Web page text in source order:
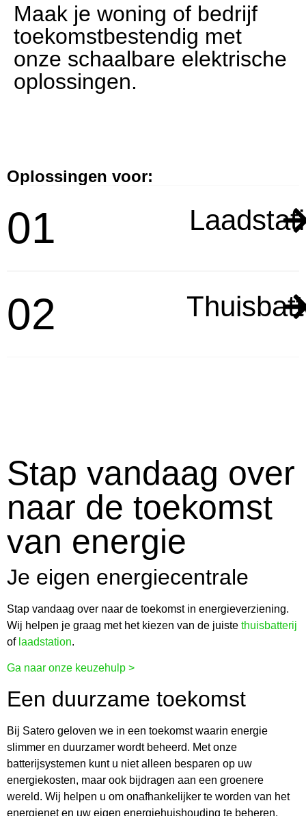
Maak je woning of bedrijf
toekomstbestendig met
onze schaalbare elektrische
oplossingen.
Oplossingen voor:
01
02
Stap vandaag over
naar de toekomst
van energie
Je eigen energiecentrale
Stap vandaag over naar de toekomst in energieverziening.
Wij helpen je graag met het kiezen van de juiste thuisbatterij
of laadstation.
Ga naar onze keuzehulp >
Een duurzame toekomst
Bij Satero geloven we in een toekomst waarin energie
slimmer en duurzamer wordt beheerd. Met onze
batterijsystemen kunt u niet alleen besparen op uw
energiekosten, maar ook bijdragen aan een groenere
wereld. Wij helpen u om onafhankelijker te worden van het
energienet en uw eigen energiehuishouding te beheren.